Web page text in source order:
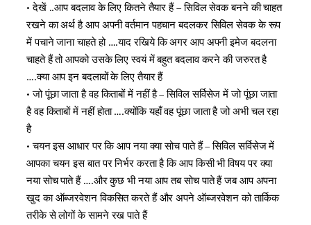
• देखें ..आप बदलाव के लिए कितने तैयार हैं – सिविल सेवक बनने की चाहत
रखने का अर्थ है आप अपनी वर्तमान पहचान बदलकर सिविल सेवक के रूप
में पचाने जाना चाहते हो ….याद रखिये कि अगर आप अपनी इमेज बदलना
चाहते हैं तो आपको उसके लिए स्वयं में बहुत बदलाव करने की जरुरत है
….क्या आप इन बदलावों के लिए तैयार हैं
• जो पूंछा जाता है वह किताबों में नहीं है – सिविल सर्विसेज में जो पूंछा जाता
है वह किताबों में नहीं होता ….क्योंकि यहाँ वह पूंछा जाता है जो अभी चल रहा
है
• चयन इस आधार पर कि आप नया क्या सोच पाते हैं – सिविल सर्विसेज में
आपका चयन इस बात पर निर्भर करता है कि आप किसी भी विषय पर क्या
नया सोच पाते हैं ….और कुछ भी नया आप तब सोच पाते हैं जब आप अपना
खुद का ऑब्जरवेशन विकसित करते हैं और अपने ऑब्जरवेशन को तार्किक
तरीके से लोगों के सामने रख पाते हैं